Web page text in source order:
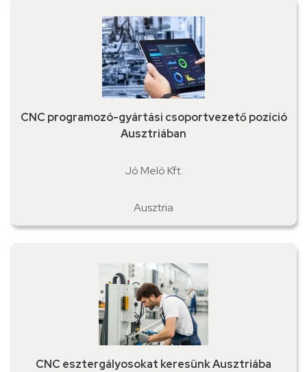
CNC programozó-gyártási csoportvezető pozíció
Ausztriában
Jó Meló Kft.
Ausztria
CNC esztergályosokat keresünk Ausztriába